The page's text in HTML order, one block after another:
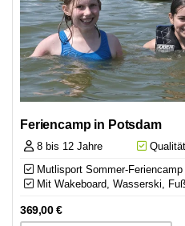
Feriencamp in Potsdam
8 bis 12 Jahre
Mutlisport Sommer-
Mit Wakeboard, Wasserski,
369,00€